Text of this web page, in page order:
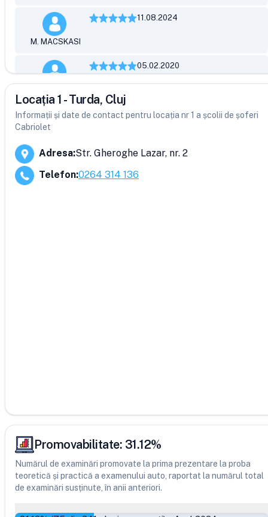
M. MACSKASI
11.08.2024
05.02.2020
22.09.2019
excelent recomand
Locația 1 - Turda, Cluj
Informații și date de contact pentru locația nr 1 a școlii de șoferi
Cabriolet
Adresa:Str. Gheroghe Lazar, nr. 2
Telefon:0264 314 136
Promovabilitate: 31.12%
Numărul de examinări promovate la prima prezentare la proba
teoretică și practică a examenului auto, raportat la numărul total
de examinări susținute, în anii anteriori.